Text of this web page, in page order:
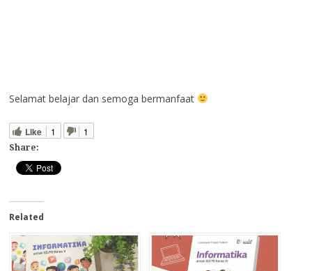
Selamat belajar dan semoga bermanfaat
Like 1 1
Share:
Related